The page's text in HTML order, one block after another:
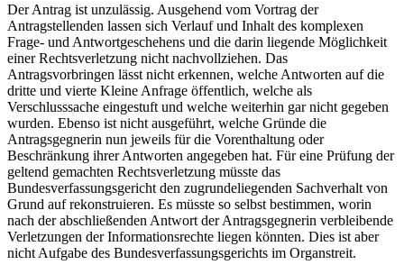
Der Antrag ist unzulässig. Ausgehend vom Vortrag der
Antragstellenden lassen sich Verlauf und Inhalt des komplexen
Frage- und Antwortgeschehens und die darin liegende Möglichkeit
einer Rechtsverletzung nicht nachvollziehen. Das
Antragsvorbringen lässt nicht erkennen, welche Antworten auf die
dritte und vierte Kleine Anfrage öffentlich, welche als
Verschlusssache eingestuft und welche weiterhin gar nicht gegeben
wurden. Ebenso ist nicht ausgeführt, welche Gründe die
Antragsgegnerin nun jeweils für die Vorenthaltung oder
Beschränkung ihrer Antworten angegeben hat. Für eine Prüfung der
geltend gemachten Rechtsverletzung müsste das
Bundesverfassungsgericht den zugrundeliegenden Sachverhalt von
Grund auf rekonstruieren. Es müsste so selbst bestimmen, worin
nach der abschließenden Antwort der Antragsgegnerin verbleibende
Verletzungen der Informationsrechte liegen könnten. Dies ist aber
nicht Aufgabe des Bundesverfassungsgerichts im Organstreit.